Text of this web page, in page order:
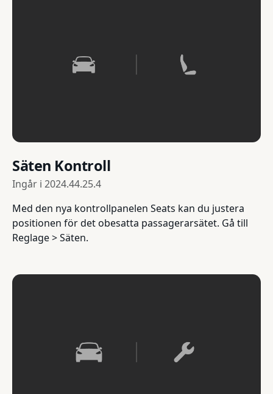
Säten Kontroll
Ingår i 2024.44.25.4
Med den nya kontrollpanelen Seats kan du justera
positionen för det obesatta passagerarsätet. Gå till
Reglage > Säten.